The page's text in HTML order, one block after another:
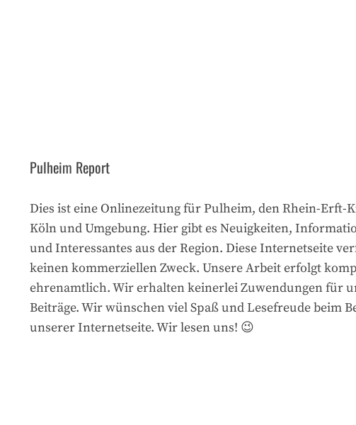
Pulheim Report
Dies ist eine Onlinezeitung für Pulheim, den Rhein-Erft-
Köln und Umgebung. Hier gibt es Neuigkeiten,
und Interessantes aus der Region. Diese Internetseite
keinen kommerziellen Zweck. Unsere Arbeit erfolgt
ehrenamtlich. Wir erhalten keinerlei Zuwendungen für
Beiträge. Wir wünschen viel Spaß und Lesefreude beim
unserer Internetseite. Wir lesen uns! 😉